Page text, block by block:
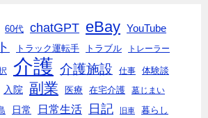
60代 chatGPT eBay YouTube
トラック運転手 トラブル トレーラー
介護 介護施設 仕事 体験談
入院 副業 医療 在宅介護 墓じまい
日常 日常生活 日記 旧車 暮らし